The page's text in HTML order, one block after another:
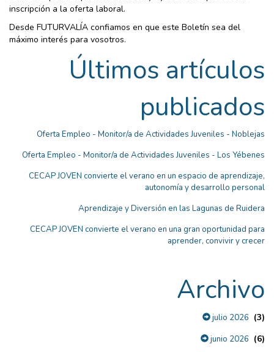
inscripción a la oferta laboral.
Desde FUTURVALÍA confiamos en que este Boletín sea del
máximo interés para vosotros.
Últimos artículos
publicados
Oferta Empleo - Monitor/a de Actividades Juveniles - Noblejas
Oferta Empleo - Monitor/a de Actividades Juveniles - Los Yébenes
CECAP JOVEN convierte el verano en un espacio de aprendizaje,
autonomía y desarrollo personal
Aprendizaje y Diversión en las Lagunas de Ruidera
CECAP JOVEN convierte el verano en una gran oportunidad para
aprender, convivir y crecer
Archivo
julio 2026 (3)
junio 2026 (6)